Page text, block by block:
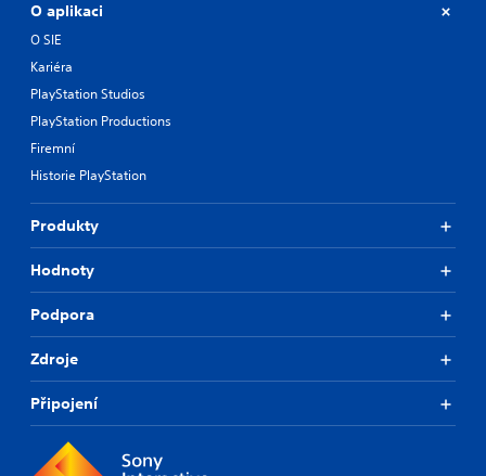
O aplikaci
O SIE
Kariéra
PlayStation Studios
PlayStation Productions
Firemní
Historie PlayStation
Produkty
Hodnoty
Podpora
Zdroje
Připojení